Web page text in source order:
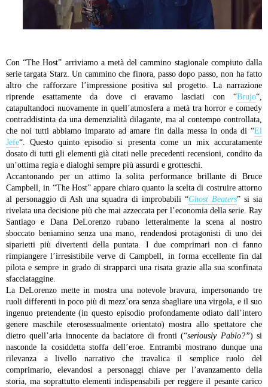
Con “The Host” arriviamo a metà del cammino stagionale compiuto dalla
serie targata Starz. Un cammino che finora, passo dopo passo, non ha fatto
altro che rafforzare l’impressione positiva sul progetto. La narrazione
riprende esattamente da dove ci eravamo lasciati con “Brujo“,
catapultandoci nuovamente in quell’atmosfera a metà tra horror e comedy
contraddistinta da una demenzialità dilagante, ma al contempo controllata,
che noi tutti abbiamo imparato ad amare fin dalla messa in onda di “El
Jefe“. Questo quinto episodio si presenta come un mix accuratamente
dosato di tutti gli elementi già citati nelle precedenti recensioni, condito da
un’ottima regia e dialoghi sempre più assurdi e grotteschi.
Accantonando per un attimo la solita performance brillante di Bruce
Campbell, in “The Host” appare chiaro quanto la scelta di costruire attorno
al personaggio di Ash una squadra di improbabili “Ghost Beaters” si sia
rivelata una decisione più che mai azzeccata per l’economia della serie. Ray
Santiago e Dana DeLorenzo rubano letteralmente la scena al nostro
sboccato beniamino senza una mano, rendendosi protagonisti di uno dei
siparietti più divertenti della puntata. I due comprimari non ci fanno
rimpiangere l’irresistibile verve di Campbell, in forma eccellente fin dal
pilota e sempre in grado di strapparci una risata grazie alla sua sconfinata
sfacciataggine.
La DeLorenzo mette in mostra una notevole bravura, impersonando tre
ruoli differenti in poco più di mezz’ora senza sbagliare una virgola, e il suo
ingenuo pretendente (in questo episodio profondamente odiato dall’intero
genere maschile eterosessualmente orientato) mostra allo spettatore che
dietro quell’aria innocente da baciatore di fronti (“seriously Pablo?”) si
nasconde la cosiddetta stoffa dell’eroe. Entrambi mostrano dunque una
rilevanza a livello narrativo che travalica il semplice ruolo del
comprimario, elevandosi a personaggi chiave per l’avanzamento della
storia, ma soprattutto elementi indispensabili per reggere il pesante carico